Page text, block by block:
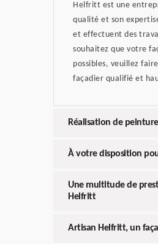
Helfritt est une
qualité et son
et effectuent des
souhaitez que votre
possibles, veuillez
façadier qualifié et
Réalisation de
À votre disposition
Une multitude de
Helfritt
Artisan Helfritt, un